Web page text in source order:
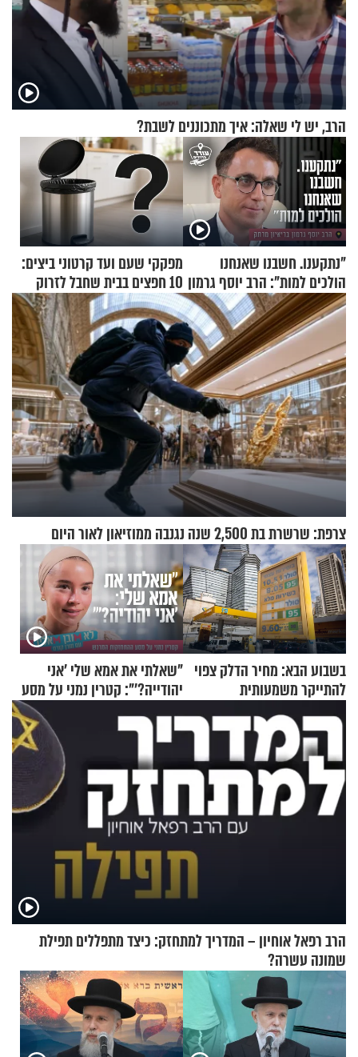
הרב, יש לי שאלה: איך מתכוננים לשבת?
"נתקענו. חשבנו שאנחנו
הולכים למות": הרב יוסף גרמון
בריאיון מרתק
מפקקי שעם ועד קרטוני ביצים:
10 חפצים בבית שחבל לזרוק
לפח
צרפת: שרשרת בת 2,500 שנה נגנבה ממוזיאון לאור היום
בשבוע הבא: מחיר הדלק צפוי
להתייקר משמעותית
"שאלתי את אמא שלי 'אני
יהודייה?'": קטרין נמני על מסע
הרב רפאל אוחיון – המדריך למתחזק: כיצד מתפללים תפילת
שמונה עשרה?